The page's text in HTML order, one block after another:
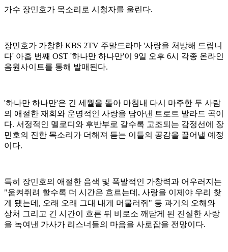
가수 장민호가 목소리로 시청자를 울린다.
장민호가 가창한 KBS 2TV 주말드라마 '사랑을 처방해 드립니
다' 아홉 번째 OST '하나만 하나만'이 9일 오후 6시 각종 온라인
음원사이트를 통해 발매된다.
'하나만 하나만'은 긴 세월을 돌아 마침내 다시 마주한 두 사람
의 애절한 재회와 운명적인 사랑을 담아낸 트로트 발라드 곡이
다. 서정적인 멜로디와 후반부로 갈수록 고조되는 감정선에 장
민호의 진한 목소리가 더해져 듣는 이들의 공감을 끌어낼 예정
이다.
특히 장민호의 애절한 음색 및 폭발적인 가창력과 어우러지는
"움켜쥐려 할수록 더 시간은 흐르는데, 사랑을 이제야 우리 찾
게 됐는데, 오래 오래 그대 내게 머물러줘" 등 과거의 오해와
상처 그리고 긴 시간이 흐른 뒤 비로소 깨닫게 된 진실한 사랑
을 녹여낸 가사가 리스너들의 마음을 사로잡을 전망이다.